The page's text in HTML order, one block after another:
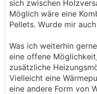
sich zwischen
Möglich wäre eine
Pellets. Wurde mir
Was ich weiterhin
eine offene
zusätzliche
Vielleicht eine
eine andere Form von